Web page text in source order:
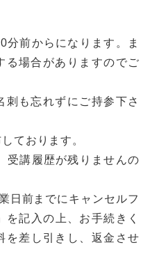
前からになります。ま
る場合がありますのでご
も忘れずにご持参下さ
ております。
受講履歴が残りませんの
日前までにキャンセルフ
を記入の上、お手続きく
を差し引きし、返金させ